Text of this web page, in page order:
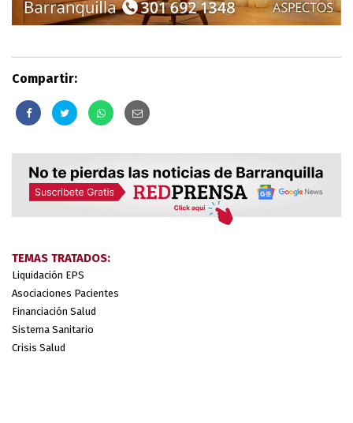
Compartir:
TEMAS TRATADOS:
Liquidación EPS
Asociaciones Pacientes
Financiación Salud
Sistema Sanitario
Crisis Salud